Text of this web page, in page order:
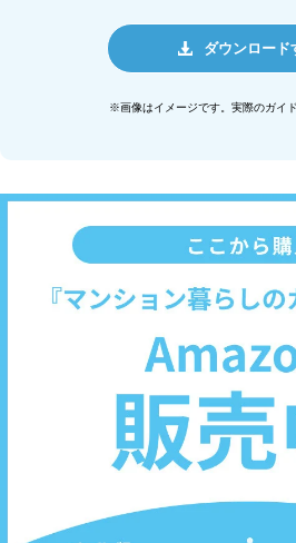
ダウンロード
※画像はイメージです。実際のガイ